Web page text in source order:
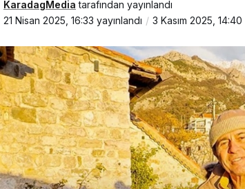
KaradagMedia tarafından yayınlandı
21 Nisan 2025, 16:33 yayınlandı 3 Kasım 2025, 14:40